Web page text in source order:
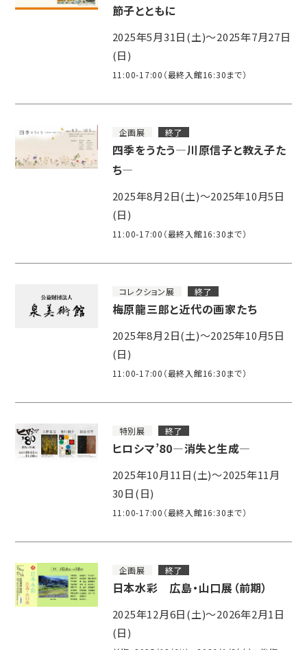
節子とともに
2025年5月31日(土)～2025年7月27日
(日)
11:00-17:00（最終入館16:30まで）
企画展 終了
四季をうたう―川原信子と教え子た
ち―
2025年8月2日(土)～2025年10月5日
(日)
11:00-17:00（最終入館16:30まで）
コレクション展 終了
梅原龍三郎と近代の画家たち
2025年8月2日(土)～2025年10月5日
(日)
11:00-17:00（最終入館16:30まで）
特別展 終了
ヒロシマ’80―消失と生成―
2025年10月11日(土)～2025年11月
30日(日)
11:00-17:00（最終入館16:30まで）
企画展 終了
日本水彩 広島・山口展（前期）
2025年12月6日(土)～2026年2月1日
(日)